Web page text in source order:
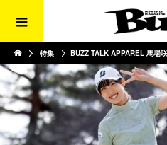
特集 BUZZ TALK APPAREL 馬場